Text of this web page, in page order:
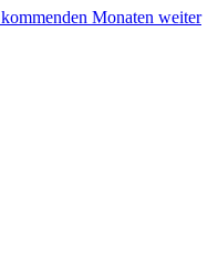
Monaten weiter